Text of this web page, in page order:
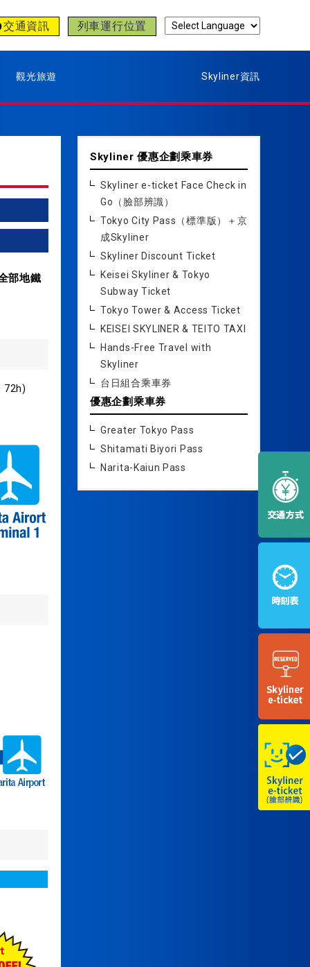
交通資訊 列車運行位置
觀光旅遊 Skyliner資訊
部地鐵
72h)
Skyliner 優惠企劃乘車券
Skyliner e-ticket Face Check in
Go（臉部辨識）
Tokyo City Pass（標準版）＋京
成Skyliner
Skyliner Discount Ticket
Keisei Skyliner & Tokyo
Subway Ticket
Tokyo Tower & Access Ticket
KEISEI SKYLINER & TEITO TAXI
Hands-Free Travel with
Skyliner
台日組合乘車券
優惠企劃乘車券
Greater Tokyo Pass
Shitamati Biyori Pass
Narita-Kaiun Pass